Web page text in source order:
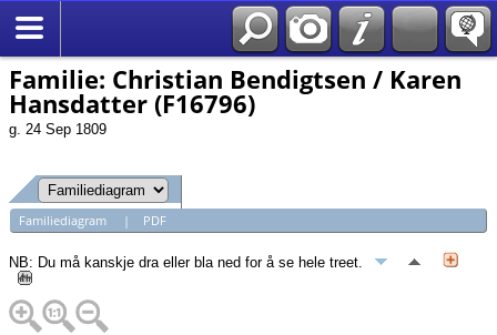
Familie: Christian Bendigtsen / Karen
Hansdatter (F16796)
g. 24 Sep 1809
Familiediagram | PDF
NB: Du må kanskje dra eller bla ned for å se hele treet.